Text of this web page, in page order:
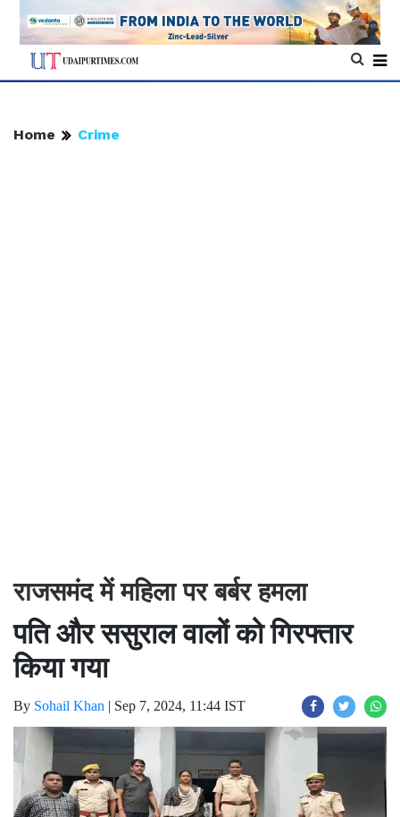
Home Crime
राजसमंद में महिला पर बर्बर हमला
पति और ससुराल वालों को गिरफ्तार
किया गया
By Sohail Khan | Sep 7, 2024, 11:44 IST